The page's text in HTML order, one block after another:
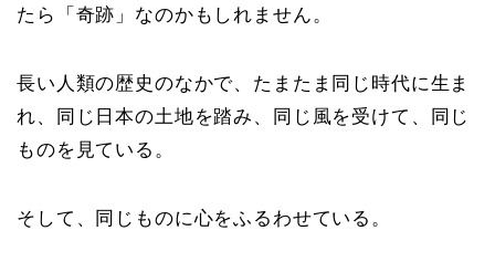
たら「奇跡」なのかもしれません。
長い人類の歴史のなかで、たまたま同じ時代に生ま
れ、同じ日本の土地を踏み、同じ風を受けて、同じ
ものを見ている。
そして、同じものに心をふるわせている。